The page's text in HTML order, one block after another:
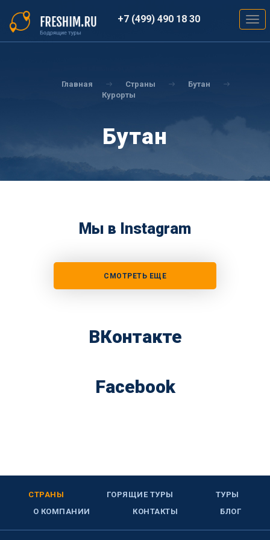
основному
содержанию
+7 (499) 490 18 30
Главная Страны
Бутан
Курорты
Бутан
Мы в Instagram
СМОТРЕТЬ ЕЩЕ
ВКонтакте
Facebook
СТРАНЫ ГОРЯЩИЕ ТУРЫ
ТУРЫ
О КОМПАНИИ
КОНТАКТЫ БЛОГ